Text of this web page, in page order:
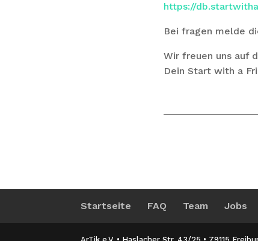
https://
Bei fragen melde
Wir freuen uns auf
Dein Start with a
Startseite FAQ Team Jobs